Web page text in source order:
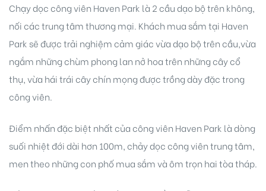
Chạy dọc công viên Haven Park là 2 cầu dạo bộ trên không,
nối các trung tâm thương mại. Khách mua sắm tại Haven
Park sẽ được trải nghiệm cảm giác vừa dạo bộ trên cầu,vừa
ngắm những chùm phong lan nở hoa trên những cây cổ
thụ, vừa hái trái cây chín mọng được trồng dày đặc trong
công viên.
Điểm nhấn đặc biệt nhất của công viên Haven Park là dòng
suối nhiệt đới dài hơn 100m, chảy dọc công viên trung tâm,
men theo những con phố mua sắm và ôm trọn hai tòa tháp.